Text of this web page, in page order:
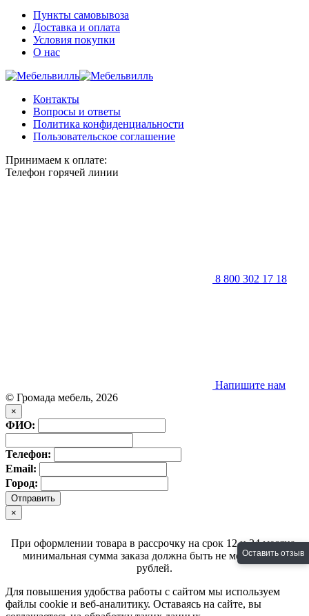
Пункты самовывоза
Доставка и оплата
Условия покупки
О нас
Контакты
Вопросы и ответы
Политика конфиденциальности
Пользовательское соглашение
Принимаем к оплате:
Телефон горячей линии
8 800 302 17 18
Напишите нам
© Громада мебель, 2026
×
ФИО:
Телефон:
Email:
Город:
×
При оформлении товара в рассрочку на срок 12 и 24 месяца,
минимальная сумма заказа должна быть не менее 30000
рублей.
Для повышения удобства работы с сайтом мы используем
файлы cookie и веб-аналитику. Оставаясь на сайте, вы
Оставить отзыв